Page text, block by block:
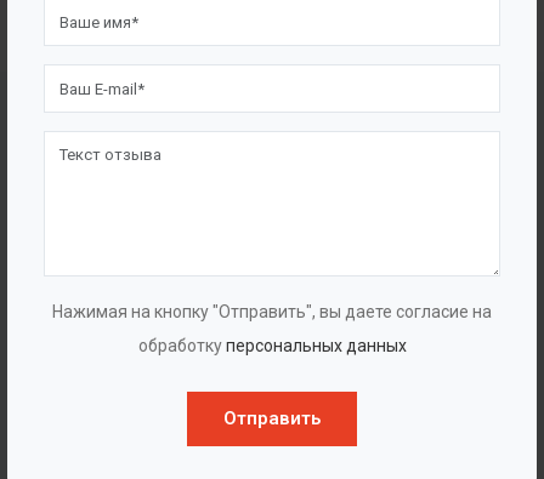
Нажимая на кнопку "Отправить", вы даете согласие на
обработкуперсональных данных
Отправить
Счастливых клиентов
Сертификаты